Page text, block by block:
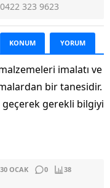
323 9623
KONUM YORUM
imalatı ve
bir tanesidir.
gerekli bilgiyi
30 OCAK 0
38